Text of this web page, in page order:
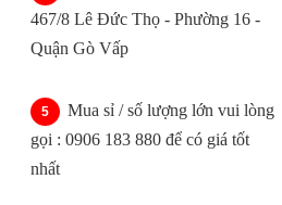
467/8 Lê Đức Thọ - Phường 16 -
Quận Gò Vấp
Mua sỉ / số lượng lớn vui lòng
gọi : 0906 183 880 để có giá tốt
nhất